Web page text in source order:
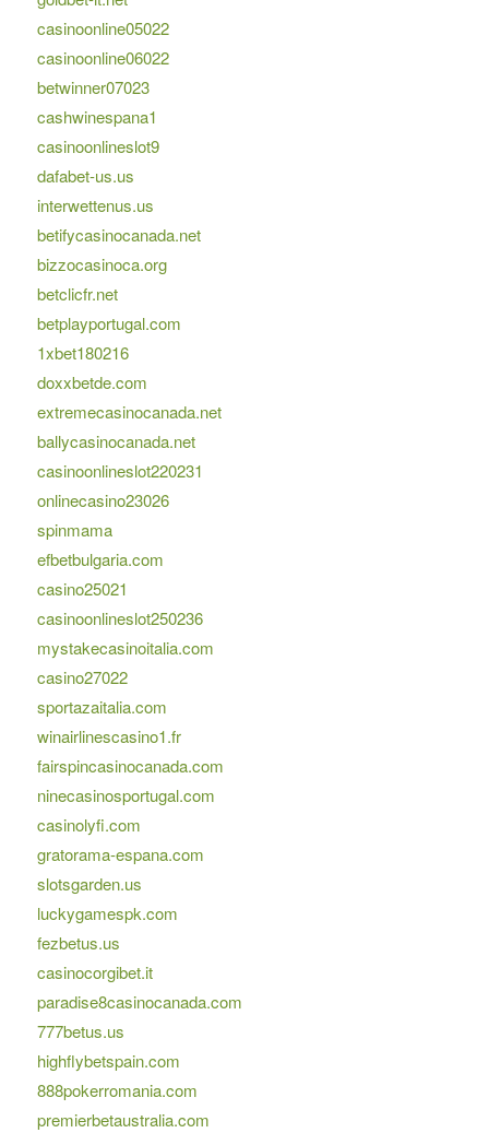
casinoonline05022
casinoonline06022
betwinner07023
cashwinespana1
casinoonlineslot9
dafabet-us.us
interwettenus.us
betifycasinocanada.net
bizzocasinoca.org
betclicfr.net
betplayportugal.com
1xbet180216
doxxbetde.com
extremecasinocanada.net
ballycasinocanada.net
casinoonlineslot220231
onlinecasino23026
spinmama
efbetbulgaria.com
casino25021
casinoonlineslot250236
mystakecasinoitalia.com
casino27022
sportazaitalia.com
winairlinescasino1.fr
fairspincasinocanada.com
ninecasinosportugal.com
casinolyfi.com
gratorama-espana.com
slotsgarden.us
luckygamespk.com
fezbetus.us
casinocorgibet.it
paradise8casinocanada.com
777betus.us
highflybetspain.com
888pokerromania.com
premierbetaustralia.com